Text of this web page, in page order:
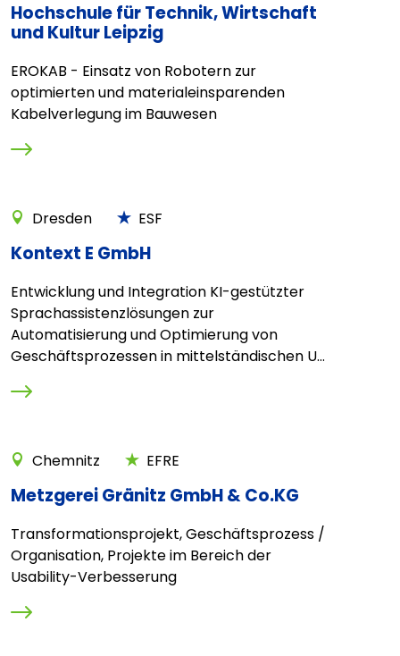
Hochschule für Technik, Wirtschaft
und Kultur Leipzig
EROKAB - Einsatz von Robotern zur
optimierten und materialeinsparenden
Kabelverlegung im Bauwesen
Dresden ESF
Kontext E GmbH
Entwicklung und Integration KI-gestützter
Sprachassistenzlösungen zur
Automatisierung und Optimierung von
Geschäftsprozessen in mittelständischen U...
Chemnitz EFRE
Metzgerei Gränitz GmbH & Co.KG
Transformationsprojekt, Geschäftsprozess /
Organisation, Projekte im Bereich der
Usability-Verbesserung